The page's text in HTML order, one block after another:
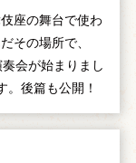
座の舞台で使わ
その場所で、
会が始まりまし
。後篇も公開！